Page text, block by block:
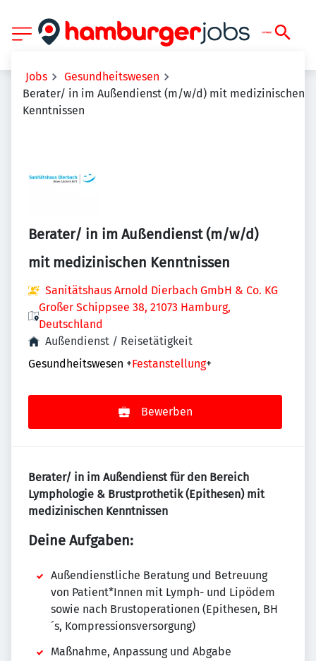
Jobs
Gesundheitswesen
Berater/ in im Außendienst (m/w/d) mit medizinischen
Kenntnissen
Berater/ in im Außendienst (m/w/d)
mit medizinischen Kenntnissen
Sanitätshaus Arnold Dierbach GmbH & Co. KG
Großer Schippsee 38, 21073 Hamburg,
Deutschland
Außendienst / Reisetätigkeit
Gesundheitswesen +Festanstellung+
Bewerben
Berater/ in im Außendienst für den Bereich
Lymphologie & Brustprothetik (Epithesen) mit
medizinischen Kenntnissen
Deine Aufgaben:
Außendienstliche Beratung und Betreuung
von Patient*Innen mit Lymph- und Lipödem
sowie nach Brustoperationen (Epithesen, BH
´s, Kompressionsversorgung)
Maßnahme, Anpassung und Abgabe